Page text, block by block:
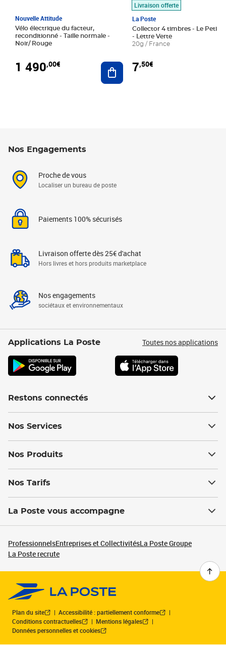
Nouvelle Attitude
Vélo électrique du facteur,
reconditionné - Taille normale -
Noir/ Rouge
1 490,00€ Ajouter au panier
Livraison offerte
La Poste
Collector 4 timbres - Le Petit
- Lettre Verte
20g / France
7,50€
Nos Engagements
Proche de vous
Localiser un bureau de poste
Paiements 100% sécurisés
Livraison offerte dès 25€ d'achat
Hors livres et hors produits marketplace
Nos engagements
sociétaux et environnementaux
Applications La Poste Toutes nos applications
Restons connectés
Nos Services
Nos Produits
Nos Tarifs
La Poste vous accompagne
ProfessionnelsEntreprises et CollectivitésLa Poste Groupe
La Poste recrute
Plan du site
Accessibilité : partiellement conforme
Conditions contractuelles
Mentions légales
Données personnelles et cookies